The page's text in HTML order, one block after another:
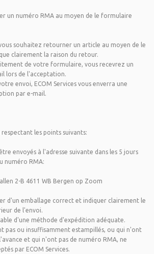
un numéro RMA au moyen de le formulaire
souhaitez retourner un article au moyen de le
clairement la raison du retour.
de votre formulaire, vous recevrez un
lors de l'acceptation.
envoi, ECOM Services vous enverra une
par e-mail.
les points suivants:
envoyés à l'adresse suivante dans les 5 jours
numéro RMA:
2-B 4611 WB Bergen op Zoom
d'un emballage correct et indiquer clairement le
de l'envoi.
d'une méthode d'expédition adéquate.
pas ou insuffisamment estampillés, ou qui n'ont
et qui n'ont pas de numéro RMA, ne
par ECOM Services.